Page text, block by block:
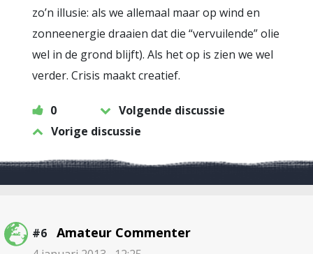
zo’n illusie: als we allemaal maar op wind en
zonneenergie draaien dat die “vervuilende” olie
wel in de grond blijft). Als het op is zien we wel
verder. Crisis maakt creatief.
0
Volgende discussie
Vorige discussie
#6 Amateur Commenter